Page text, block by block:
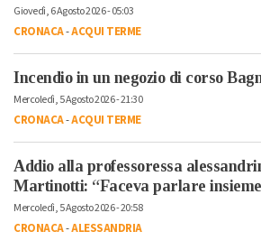
Giovedì, 6 Agosto 2026 - 05:03
CRONACA-ACQUI TERME
Incendio in un negozio di corso
Mercoledì, 5 Agosto 2026 - 21:30
CRONACA-ACQUI TERME
Addio alla professoressa
Martinotti: “Faceva parlare
Mercoledì, 5 Agosto 2026 - 20:58
CRONACA-ALESSANDRIA